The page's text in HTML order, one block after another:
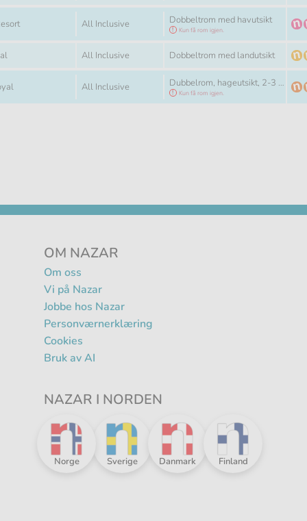
Måltid
All Inclusive Rom
Dobbeltrom med havutsikt
Kun få rom igjen.
Måltid
All Inclusive Rom
Dobbeltrom med landutsikt
Måltid
All Inclusive Rom
Dubbelrom, hageutsikt, 2-3 personer
Kun få rom igjen.
OM NAZAR
Om oss
Vi på Nazar
Jobbe hos Nazar
Personværnerklæring
Cookies
Bruk av AI
NAZAR I NORDEN
Nazar
Sverige
Nazar
Danmark
Nazar
Finland
Nazar
Norge